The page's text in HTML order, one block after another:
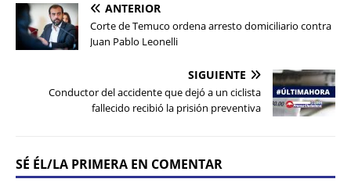
ANTERIOR
Corte de Temuco ordena arresto domiciliario contra
Juan Pablo Leonelli
SIGUIENTE
Conductor del accidente que dejó a un ciclista
fallecido recibió la prisión preventiva
SÉ ÉL/LA PRIMERA EN COMENTAR